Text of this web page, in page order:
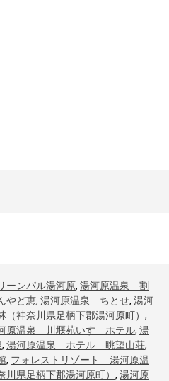
ンパル湯河原, 湯河原温泉 割
やど恵, 湯河原温泉 ちとせ, 湯河
（神奈川県足柄下郡湯河原町） ,
原温泉 川堰苑いすゞホテル, 湯
, 湯河原温泉 ホテル 眺望山荘,
, フォレストリゾート 湯河原温
川県足柄下郡湯河原町） , 湯河原